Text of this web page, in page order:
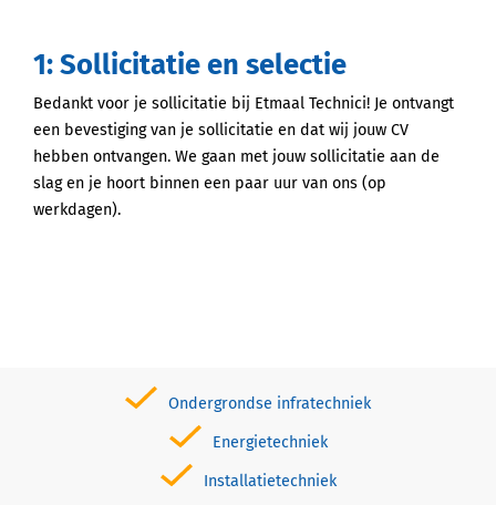
1: Sollicitatie en selectie
Bedankt voor je sollicitatie bij Etmaal Technici! Je ontvangt
een bevestiging van je sollicitatie en dat wij jouw CV
hebben ontvangen. We gaan met jouw sollicitatie aan de
slag en je hoort binnen een paar uur van ons (op
werkdagen).
Ondergrondse infratechniek
Energietechniek
Installatietechniek